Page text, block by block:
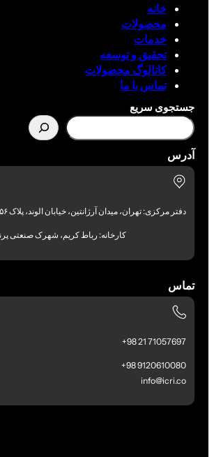
خانه
محصولات
خدمات
تحقیق و توسعه
کاتالوگ محصولات
تماس با ما
جستجوی سریع
آدرس
دفتر مرکزی: تهران، میدان آرژانتین، خیابان الوند، پلاک ۲۵۶
کارخانه: رباط کریم، شهرک صنعتی
تماس
71057697 21 98+
9120610080 98+
info@icri.co